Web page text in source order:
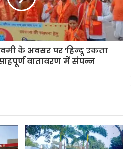
के अवसर पर ‘हिन्दू एकता
वातावरण में संपन्न